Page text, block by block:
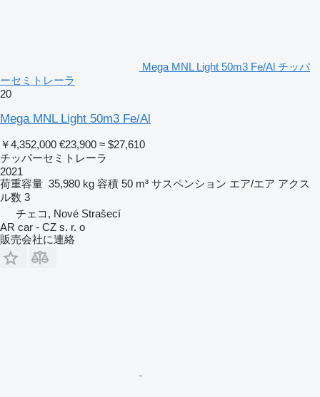
Mega MNL Light 50m3 Fe/Al チッパ
ーセミトレーラ
20
Mega MNL Light 50m3 Fe/Al
￥4,352,000 €23,900 ≈ $27,610
チッパーセミトレーラ
2021
荷重容量 35,980 kg 容積 50 m³ サスペンション エア/エア アクス
ル数 3
チェコ, Nové Strašecí
AR car - CZ s. r. o
販売会社に連絡